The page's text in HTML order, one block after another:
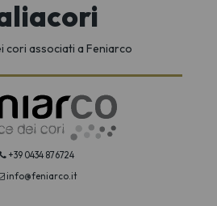
cori associati a Feniarco
+39 0434 876724
info@feniarco.it